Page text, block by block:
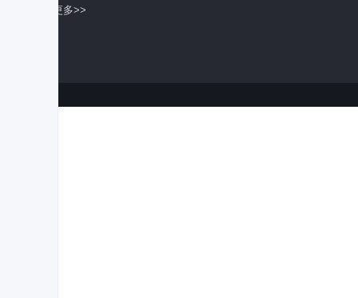
了解更多>>